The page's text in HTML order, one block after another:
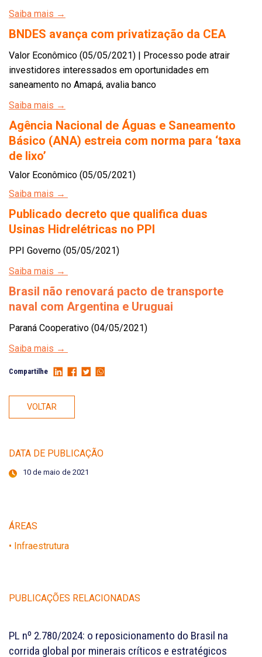
Saiba mais →
BNDES avança com privatização da CEA
Valor Econômico (05/05/2021) | Processo pode atrair
investidores interessados em oportunidades em
saneamento no Amapá, avalia banco
Saiba mais →
Agência Nacional de Águas e Saneamento
Básico (ANA) estreia com norma para ‘taxa
de lixo’
Valor Econômico (05/05/2021)
Saiba mais →
Publicado decreto que qualifica duas
Usinas Hidrelétricas no PPI
PPI Governo (05/05/2021)
Saiba mais →
Brasil não renovará pacto de transporte
naval com Argentina e Uruguai
Paraná Cooperativo (04/05/2021)
Saiba mais →
Compartilhe
VOLTAR
DATA DE PUBLICAÇÃO
10 de maio de 2021
ÁREAS
• Infraestrutura
PUBLICAÇÕES RELACIONADAS
PL nº 2.780/2024: o reposicionamento do Brasil na
corrida global por minerais críticos e estratégicos